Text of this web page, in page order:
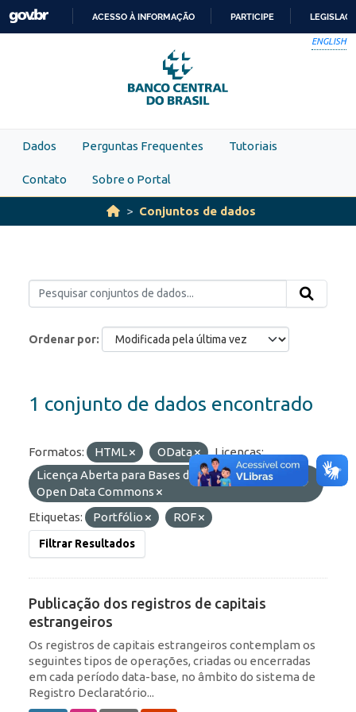
Skip to main content
PARA
O
CONTEÚDO
ACESSO À INFORMAÇÃO PARTICIPE
ENGLISH
Dados Perguntas Frequentes Tutoriais
Contato Sobre o Portal
Conjuntos de dados
Ordenar por
1 conjunto de dados encontrado
Formatos: HTML OData
Licenças:
Licença Aberta para Bases de Dados (ODbL) do
Open Data Commons
Etiquetas:
Portfólio ROF
Filtrar Resultados
Publicação dos registros de capitais
estrangeiros
Os registros de capitais estrangeiros contemplam os
seguintes tipos de operações, criadas ou encerradas
em cada período data-base, no âmbito do sistema de
Registro Declaratório...